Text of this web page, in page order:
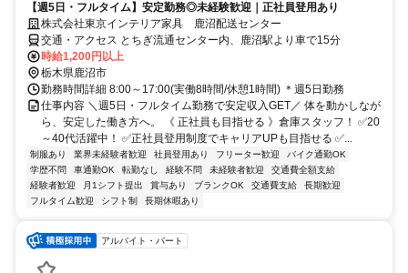
【週5日・フルタイム】安定勤務◎未経験歓迎｜正社員登用あり
株式会社東京インテリア家具 鹿沼配送センター
交通・アクセス とちぎ流通センター内、鹿沼駅より車で15分
時給1,200円以上
栃木県鹿沼市
勤務時間詳細 8:00～17:00(実働8時間/休憩1時間) ＊週5日勤務
仕事内容 ＼週5日・フルタイム勤務で安定収入GET／ 体を動かしなが
ら、安定した働き方へ。 《 正社員も目指せる 》倉庫スタッフ！ ✅20
～40代活躍中！ ✅正社員登用制度でキャリアUPも目指せる ✅...
制服あり 業界未経験者歓迎 社員登用あり フリーター歓迎
バイク通勤OK
学歴不問
車通勤OK 転勤なし 経験不問 未経験者歓迎
交通費全額支給
経験者歓迎
月1シフト提出 賞与あり ブランクOK 交通費支給
長期歓迎
フルタイム歓迎
シフト制 長期休暇あり
アルバイト・パート